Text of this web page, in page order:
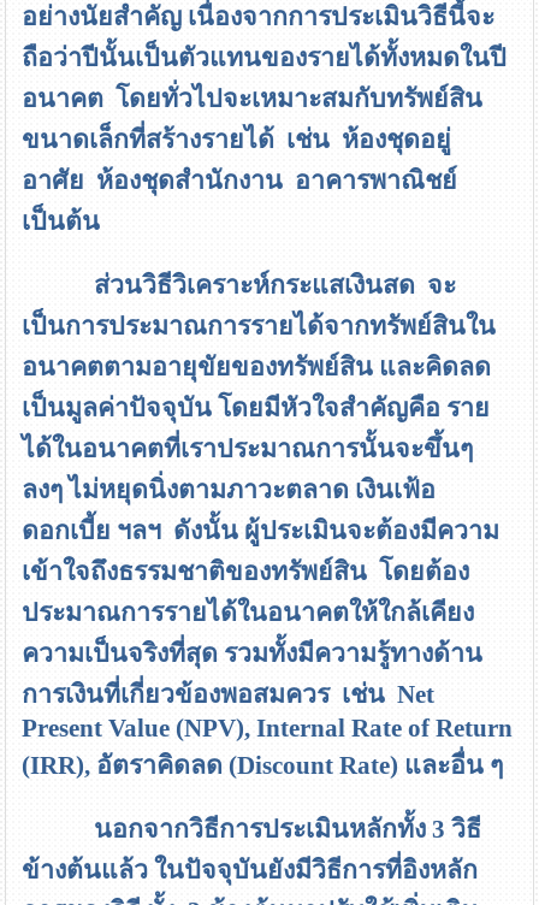
อย่างนัยสำคัญ เนื่องจากการประเมินวิธีนี้จะ
ถือว่าปีนั้นเป็นตัวแทนของรายได้ทั้งหมดในปี
อนาคต โดยทั่วไปจะเหมาะสมกับทรัพย์สิน
ขนาดเล็กที่สร้างรายได้ เช่น ห้องชุดอยู่
อาศัย ห้องชุดสำนักงาน อาคารพาณิชย์
เป็นต้น
ส่วนวิธีวิเคราะห์กระแสเงินสด จะ
เป็นการประมาณการรายได้จากทรัพย์สินใน
อนาคตตามอายุขัยของทรัพย์สิน และคิดลด
เป็นมูลค่าปัจจุบัน โดยมีหัวใจสำคัญคือ ราย
ได้ในอนาคตที่เราประมาณการนั้นจะขึ้นๆ
ลงๆ ไม่หยุดนิ่งตามภาวะตลาด เงินเฟ้อ
ดอกเบี้ย ฯลฯ ดังนั้น ผู้ประเมินจะต้องมีความ
เข้าใจถึงธรรมชาติของทรัพย์สิน โดยต้อง
ประมาณการรายได้ในอนาคตให้ใกล้เคียง
ความเป็นจริงที่สุด รวมทั้งมีความรู้ทางด้าน
การเงินที่เกี่ยวข้องพอสมควร เช่นNet
Present Value (NPV), Internal Rate of Return
(IRR), อัตราคิดลด (Discount Rate) และอื่น ๆ
นอกจากวิธีการประเมินหลักทั้ง 3 วิธี
ข้างต้นแล้ว ในปัจจุบันยังมีวิธีการที่อิงหลัก